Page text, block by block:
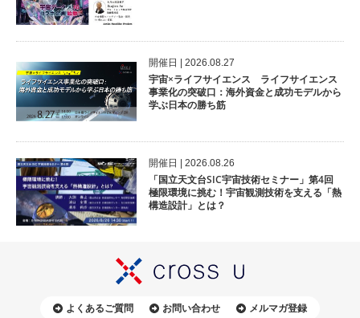
開催⽇ | 2026.08.27
宇宙×ライフサイエンス ライフサイエンス
事業化の突破口：海外資金と成功モデルから
学ぶ日本の勝ち筋
開催⽇ | 2026.08.26
「国立天文台SIC宇宙技術セミナー」第4回
極限環境に挑む！宇宙観測技術を支える「熱
構造設計」とは？
よくあるご質問 お問い合わせ メルマガ登録